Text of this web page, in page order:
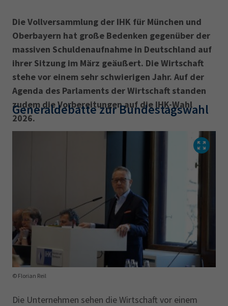
Die Vollversammlung der IHK für München und
Oberbayern hat große Bedenken gegenüber der
massiven Schuldenaufnahme in Deutschland auf
ihrer Sitzung im März geäußert. Die Wirtschaft
stehe vor einem sehr schwierigen Jahr. Auf der
Agenda des Parlaments der Wirtschaft standen
zudem die Vorbereitungen auf die IHK-Wahl
2026.
Generaldebatte zur Bundestagswahl
© Florian Reil
Die Unternehmen sehen die Wirtschaft vor einem